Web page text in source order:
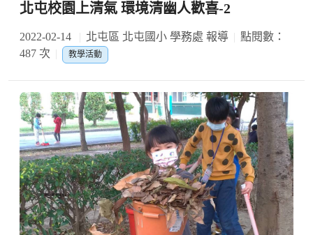
北屯校園上清氣 環境清幽人歡喜-2
2022-02-14 北屯區 北屯國小 學務處 報導
點閱數：
487 次
教學活動